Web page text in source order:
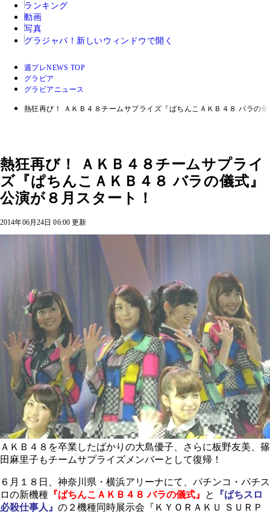
ランキング
動画
写真
グラジャパ！ 新しいウィンドウで開く
週プレNEWS TOP
グラビア
グラビアニュース
熱狂再び！ ＡＫＢ４８チームサプライズ『ぱちんこＡＫＢ４８ バラの
熱狂再び！ ＡＫＢ４８チームサプライ
ズ『ぱちんこＡＫＢ４８ バラの儀式』
公演が８月スタート！
2014年06月24日 06:00 更新
ＡＫＢ４８を卒業したばかりの大島優子、さらに板野友美、篠
田麻里子もチームサプライズメンバーとして復帰！
６月１８日、神奈川県・横浜アリーナにて、パチンコ・パチス
ロの新機種 『ぱちんこＡＫＢ４８ バラの儀式』 と
『ぱちスロ
必殺仕事人』 の２機種同時展示会『ＫＹＯＲＡＫＵ ＳＵＲＰ